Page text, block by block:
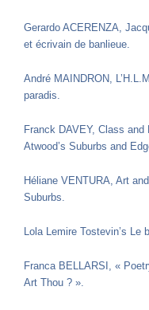
Gerardo ACERENZA,
et écrivain de banlieue.
André MAINDRON,
paradis.
Franck DAVEY, Class and
Atwood’s Suburbs and
Héliane VENTURA, Art
Suburbs.
Lola Lemire Tostevin’s Le
Franca BELLARSI, «
Art Thou ? ».